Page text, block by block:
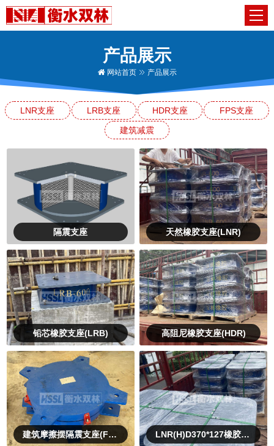
产品展示
网站首页 产品展示
LNR支座 LRB支座 HDR支座
FPS支座
建筑减震
隔震支座 天然橡胶支座(LNR)
铅芯橡胶支座(LRB) 高阻尼橡胶支座(HDR)
建筑摩擦摆隔震支座(FPS) LNR(H)D370*127橡胶支座